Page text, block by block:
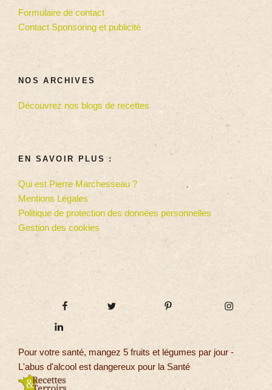
Formulaire de contact
Contact Sponsoring et publicité
NOS ARCHIVES
Découvrez nos blogs de recettes
EN SAVOIR PLUS :
Qui est Pierre Marchesseau ?
Mentions Légales
Politique de protection des données personnelles
Gestion des cookies
Pour votre santé, mangez 5 fruits et légumes par jour -
L'abus d'alcool est dangereux pour la Santé